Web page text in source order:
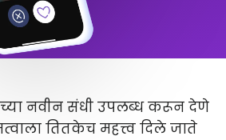
नवीन संधी उपलब्ध करून देणे
तितकेच महत्त्व दिले जाते